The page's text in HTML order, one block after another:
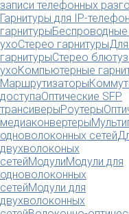
записи телефонных
Гарнитуры для IP-
гарнитурыБеспроводные
ухоСтерео гарнитуры
гарнитурыСтерео
ухоКомпьютерные
Маршрутизаторы
доступаОптические SFP
трансиверыРоутеры
медиаконвертеры
одноволоконных сетей
двухволоконых
сетейМодулиМодули для
одноволоконных
сетейМодули для
двухволоконных